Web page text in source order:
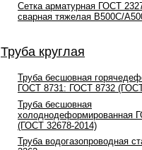
Сетка арматурная ГОСТ
сварная тяжелая В500С/
Труба круглая
Труба бесшовная
ГОСТ 8731: ГОСТ 8732
Труба бесшовная
холоднодеформированная
(ГОСТ 32678-2014)
Труба водогазопроводная